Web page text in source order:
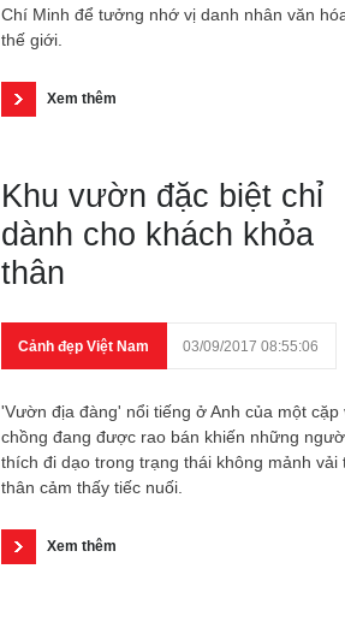
Chí Minh để tưởng nhớ vị danh nhân văn
thế giới.
Xem thêm
Khu vườn đặc biệt chỉ
dành cho khách khỏa
thân
Cảnh đẹp Việt Nam 03/09/2017 08:55:06
'Vườn địa đàng' nổi tiếng ở Anh của một cặp
chồng đang được rao bán khiến những
thích đi dạo trong trạng thái không mảnh vải
thân cảm thấy tiếc nuối.
Xem thêm